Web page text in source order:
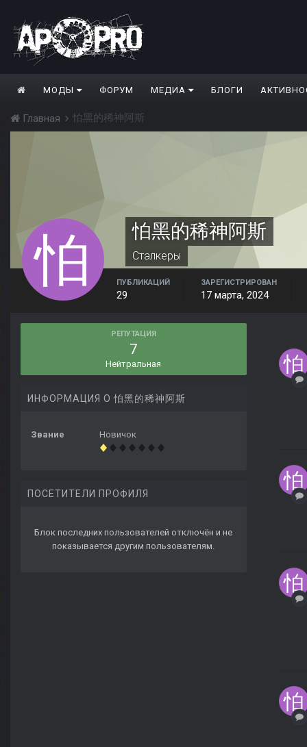
МОДЫ ФОРУМ МЕДИА БЛОГИ
Главная 怕黑的稀神阿斯
怕黑的稀神阿斯
Сталкеры
ПУБЛИКАЦИЙ
29
ЗАРЕГИСТРИРОВАН
17 марта, 2024
РЕПУТАЦИЯ
7
Нейтральная
ИНФОРМАЦИЯ О 怕黑的稀神阿斯
Звание Новичок
ПОСЕТИТЕЛИ ПРОФИЛЯ
Блок последних пользователей отключён и не
показывается другим пользователям.